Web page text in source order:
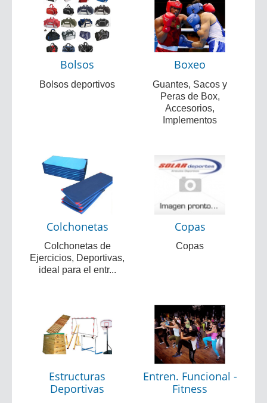
Bolsos
Bolsos deportivos
Boxeo
Guantes, Sacos y
Peras de Box,
Accesorios,
Implementos
Colchonetas
Colchonetas de
Ejercicios, Deportivas,
ideal para el entr...
Copas
Copas
Estructuras
Deportivas
Entren. Funcional -
Fitness